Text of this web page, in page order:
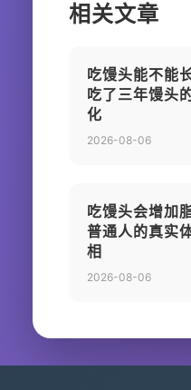
相关文章
吃馒头能不能
吃了三年馒头
化
2026-08-06
吃馒头会增加
普通人的真实
相
2026-08-06